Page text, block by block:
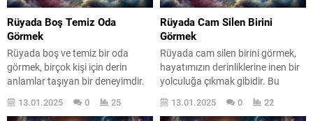
Rüyada Boş Temiz Oda
Görmek
Rüyada boş ve temiz bir oda
görmek, birçok kişi için derin
anlamlar taşıyan bir deneyimdir.
Bu tür rüyalar, genellikle kişinin
içsel dünyasıyla ilgili önemli
13.01.2025 0 25
Rüyada Cam Silen Birini
Görmek
Rüyada cam silen birini görmek,
hayatımızın derinliklerine inen bir
yolculuğa çıkmak gibidir. Bu
rüyalar, genellikle bir temizlenme
ve yenilenme arzusunu simgeler.
13.01.2025 0 22